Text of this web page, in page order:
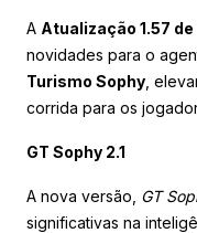
A Atualização 1.57
novidades para o
Turismo Sophy ,
corrida para os
GT Sophy 2.1
A nova versão, GT
significativas na